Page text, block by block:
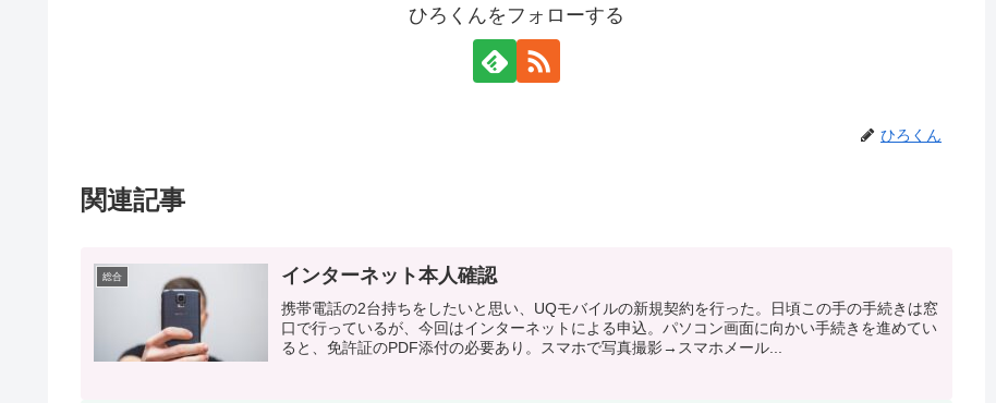
ひろくんをフォローする
ひろくん
関連記事
総合 インターネット本人確認
携帯電話の2台持ちをしたいと思い、UQモバイルの新規契約を行った。日頃この手の手続きは窓
口で行っているが、今回はインターネットによる申込。パソコン画面に向かい手続きを進めてい
ると、免許証のPDF添付の必要あり。スマホで写真撮影→スマホメール...